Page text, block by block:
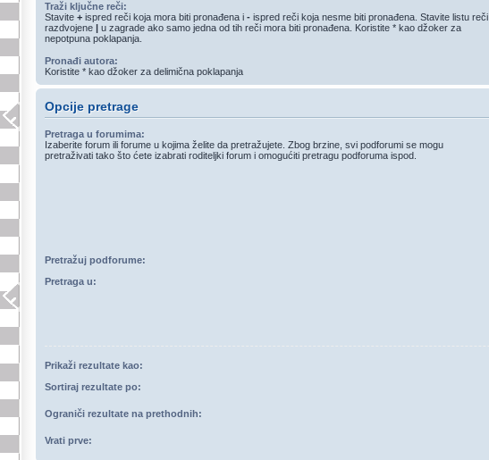
Traži ključne reči:
Stavite + ispred reči koja mora biti pronađena i - ispred reči koja nesme biti pronađena. Stavite listu reči
razdvojene | u zagrade ako samo jedna od tih reči mora biti pronađena. Koristite * kao džoker za
nepotpuna poklapanja.
Pronađi autora:
Koristite * kao džoker za delimična poklapanja
Opcije pretrage
Pretraga u forumima:
Izaberite forum ili forume u kojima želite da pretražujete. Zbog brzine, svi podforumi se mogu
pretraživati tako što ćete izabrati roditeljki forum i omogućiti pretragu podforuma ispod.
Pretražuj podforume:
Pretraga u:
Prikaži rezultate kao:
Sortiraj rezultate po:
Ograniči rezultate na prethodnih:
Vrati prve: